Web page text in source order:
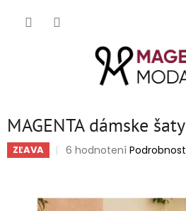
MAGENTA dámske
ZĽAVA
Priemerné
5,0
6 hodnotení